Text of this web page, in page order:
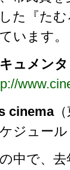
た『た
います。
キュメン
cinema（
ジュー
中で、